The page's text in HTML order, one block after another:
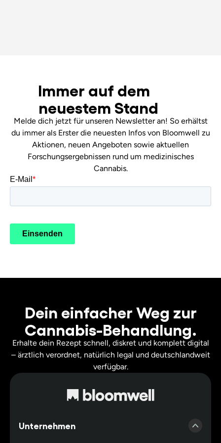
Immer auf dem
neuestem Stand
Melde dich jetzt für unseren Newsletter an! So erhältst
du immer als Erster die neuesten Infos von Bloomwell zu
Aktionen, neuen Angeboten sowie aktuellen
Forschungsergebnissen rund um medizinisches
Cannabis.
Dein einfacher Weg zur
Cannabis-Behandlung.
Erhalte dein Rezept schnell, diskret und komplett digital
– ärztlich verordnet, natürlich legal und deutschlandweit
verfügbar.
Unternehmen